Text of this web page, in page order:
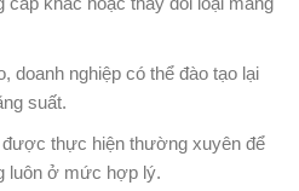
doanh nghiệp có thể đào tạo lại
suất.
thực hiện thường xuyên để
luôn ở mức hợp lý.